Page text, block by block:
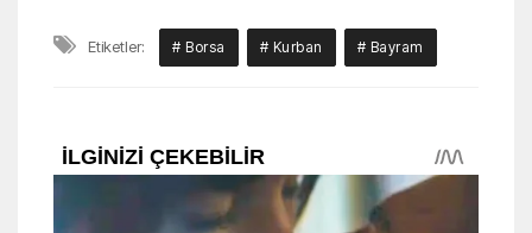
Etiketler: # Borsa # Kurban # Bayram